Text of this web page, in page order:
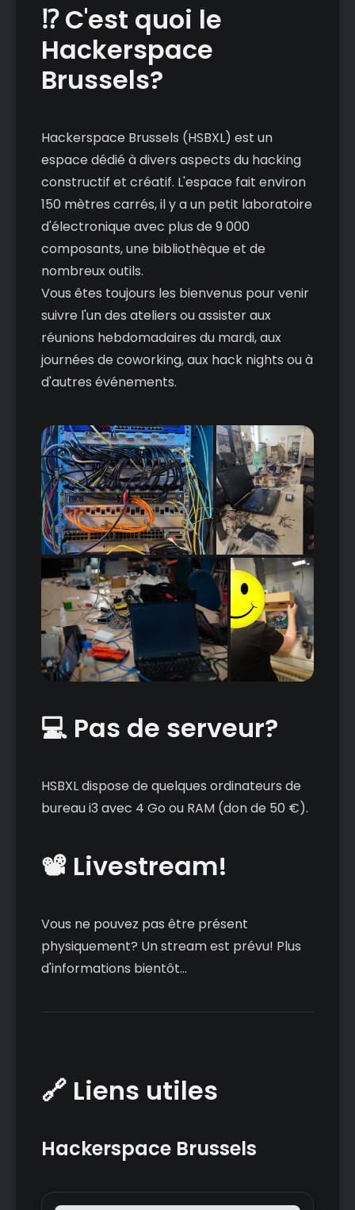
⁉️ C'est quoi le
Hackerspace
Brussels?
Hackerspace Brussels (HSBXL) est un
espace dédié à divers aspects du hacking
constructif et créatif. L'espace fait environ
150 mètres carrés, il y a un petit laboratoire
d'électronique avec plus de 9 000
composants, une bibliothèque et de
nombreux outils.
Vous êtes toujours les bienvenus pour venir
suivre l'un des ateliers ou assister aux
réunions hebdomadaires du mardi, aux
journées de coworking, aux hack nights ou à
d'autres événements.
💻 Pas de serveur?
HSBXL dispose de quelques ordinateurs de
bureau i3 avec 4 Go ou RAM (don de 50 €).
📽️ Livestream!
Vous ne pouvez pas être présent
physiquement? Un stream est prévu! Plus
d'informations bientôt...
🔗 Liens utiles
Hackerspace Brussels